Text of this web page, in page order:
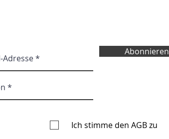
Abonnieren
Ich stimme den AGB zu